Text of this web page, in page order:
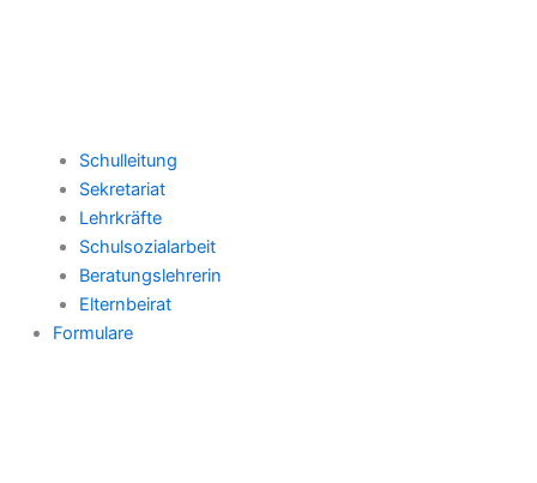
Schulleitung
Sekretariat
Lehrkräfte
Schulsozialarbeit
Beratungslehrerin
Elternbeirat
Formulare